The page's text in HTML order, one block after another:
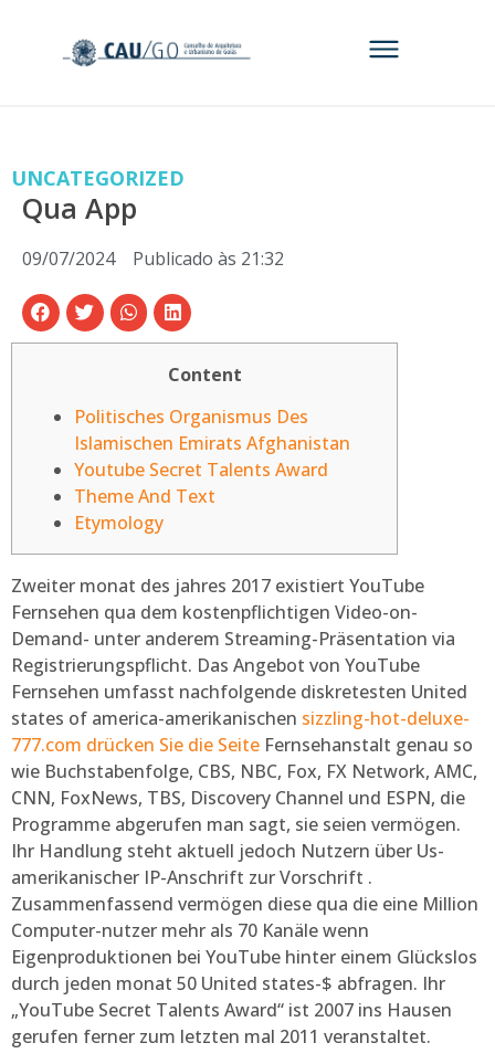
UNCATEGORIZED
Qua App
09/07/2024 Publicado às 21:32
Content
Politisches Organismus Des
Islamischen Emirats Afghanistan
Youtube Secret Talents Award
Theme And Text
Etymology
Zweiter monat des jahres 2017 existiert YouTube
Fernsehen qua dem kostenpflichtigen Video-on-
Demand- unter anderem Streaming-Präsentation via
Registrierungspflicht. Das Angebot von YouTube
Fernsehen umfasst nachfolgende diskretesten United
states of america-amerikanischen sizzling-hot-deluxe-
777.com drücken Sie die Seite Fernsehanstalt genau so
wie Buchstabenfolge, CBS, NBC, Fox, FX Network, AMC,
CNN, FoxNews, TBS, Discovery Channel und ESPN, die
Programme abgerufen man sagt, sie seien vermögen.
Ihr Handlung steht aktuell jedoch Nutzern über Us-
amerikanischer IP-Anschrift zur Vorschrift .
Zusammenfassend vermögen diese qua die eine Million
Computer-nutzer mehr als 70 Kanäle wenn
Eigenproduktionen bei YouTube hinter einem Glückslos
durch jeden monat 50 United states-$ abfragen. Ihr
„YouTube Secret Talents Award“ ist 2007 ins Hausen
gerufen ferner zum letzten mal 2011 veranstaltet.